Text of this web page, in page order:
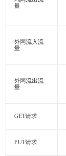
量
外网流入流
量
外网流出流
量
GET请求
PUT请求